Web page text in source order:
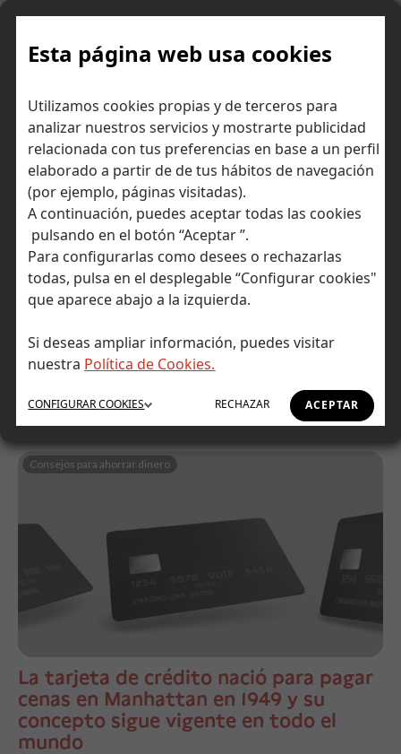
Esta página web usa cookies
Utilizamos cookies propias y de terceros para
analizar nuestros servicios y mostrarte publicidad
relacionada con tus preferencias en base a un perfil
elaborado a partir de de tus hábitos de navegación
(por ejemplo, páginas visitadas).
A continuación, puedes aceptar todas las cookies
pulsando en el botón “Aceptar ”.
Para configurarlas como desees o rechazarlas
todas, pulsa en el desplegable “Configurar cookies"
que aparece abajo a la izquierda.
Si deseas ampliar información, puedes visitar
nuestra Política de Cookies.
ACEPTAR
RECHAZAR
CONFIGURARCOOKIES
Skip
Ir a Self Bank »
El Blog de Self
Bank
cena
Consejos para ahorrar dinero
La tarjeta de crédito nació para pagar
cenas en Manhattan en 1949 y su
concepto sigue vigente en todo el
mundo